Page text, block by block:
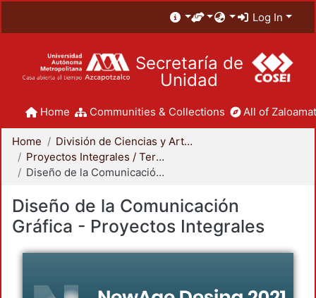
Log In
Secretaría de
Unidad
Home Communities & Collections All of
Home
División de Ciencias y Artes para el Diseño
Proyectos Integrales / Terminales - Licenciatura
Diseño de la Comunicación Gráfica - Proyectos Integrales
Diseño de la Comunicación
Gráfica - Proyectos Integrales